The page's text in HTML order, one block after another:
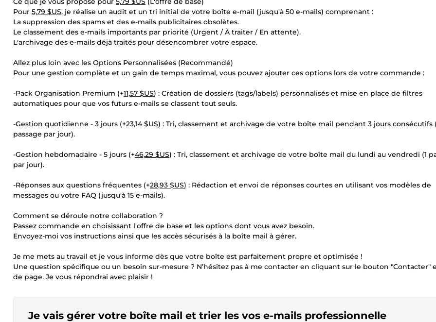
Pour 5,79 $US, je réalise un audit et un tri initial de votre boîte e-mail (jusqu'à 50 e-mails) comprenant :
La suppression des spams et des e-mails publicitaires obsolètes.
Le classement des e-mails importants par priorité (Urgent / À traiter / En attente).
L'archivage des e-mails déjà traités pour désencombrer votre espace.
Allez plus loin avec les Options Personnalisées (Recommandé)
Pour une gestion complète et un gain de temps maximal, vous pouvez ajouter ces options lors de votre commande :
-Pack Organisation Premium (+11,57 $US) : Création de dossiers (tags/labels) personnalisés et mise en place de filtres
automatiques pour que vos futurs e-mails se classent tout seuls.
-Gestion quotidienne - 3 jours (+23,14 $US) : Tri, classement et archivage de votre boîte mail pendant 3 jours consécutifs
passage par jour).
-Gestion hebdomadaire - 5 jours (+46,29 $US) : Tri, classement et archivage de votre boîte mail du lundi au vendredi (1
par jour).
-Réponses aux questions fréquentes (+28,93 $US) : Rédaction et envoi de réponses courtes en utilisant vos modèles de
messages ou votre FAQ (jusqu'à 15 e-mails).
Comment se déroule notre collaboration ?
Passez commande en choisissant l'offre de base et les options dont vous avez besoin.
Envoyez-moi vos instructions ainsi que les accès sécurisés à la boîte mail à gérer.
Je me mets au travail et je vous informe dès que votre boîte est parfaitement propre et optimisée !
Une question spécifique ou un besoin sur-mesure ? N’hésitez pas à me contacter en cliquant sur le bouton "Contacter"
de page. Je vous répondrai avec plaisir !
Je vais gérer votre boîte mail et trier les vos e-mails professionnelle